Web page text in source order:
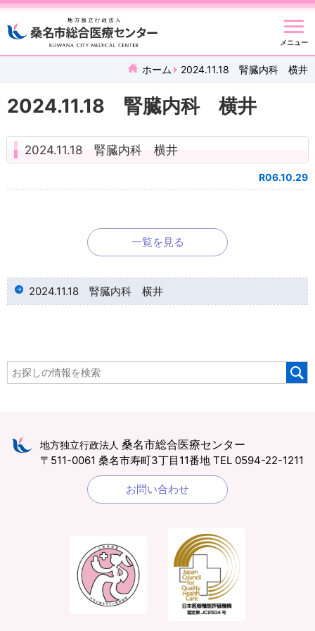
メニュー
ホーム 2024.11.18 腎臓内科 横井
2024.11.18 腎臓内科 横井
2024.11.18 腎臓内科 横井
R06.10.29
一覧を見る
2024.11.18 腎臓内科 横井
地方独立行政法人 桑名市総合医療センター
〒511-0061 桑名市寿町3丁目11番地 TEL 0594-22-1211
お問い合わせ